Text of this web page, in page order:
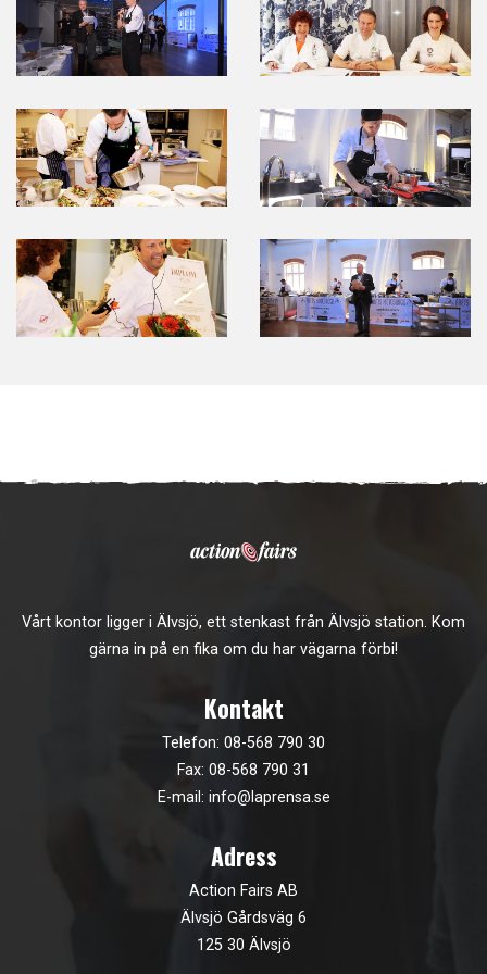
Vårt kontor ligger i Älvsjö, ett stenkast från Älvsjö station. Kom
gärna in på en fika om du har vägarna förbi!
Kontakt
Telefon: 08-568 790 30
Fax: 08-568 790 31
E-mail: info@laprensa.se
Adress
Action Fairs AB
Älvsjö Gårdsväg 6
125 30 Älvsjö